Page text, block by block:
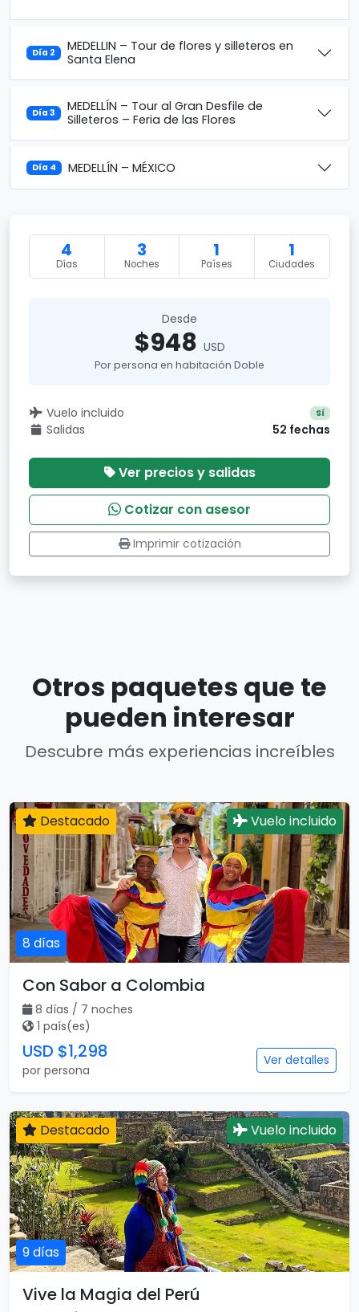
Día 2
MEDELLIN – Tour de flores y silleteros en
Santa Elena
Día 3
MEDELLÍN – Tour al Gran Desfile de
Silleteros – Feria de las Flores
Día 4 MEDELLÍN – MÉXICO
4
Días
3
Noches
1
Países
1
Ciudades
Desde
$948 USD
Por persona en habitación Doble
Vuelo incluido Sí
Salidas 52 fechas
Ver precios y salidas
Cotizar con asesor
Imprimir cotización
Otros paquetes que te
pueden interesar
Descubre más experiencias increíbles
8 días
Destacado Vuelo incluido
Con Sabor a Colombia
8 días / 7 noches
1 país(es)
USD $1,298
por persona
Ver detalles
9 días
Destacado Vuelo incluido
Vive la Magia del Perú